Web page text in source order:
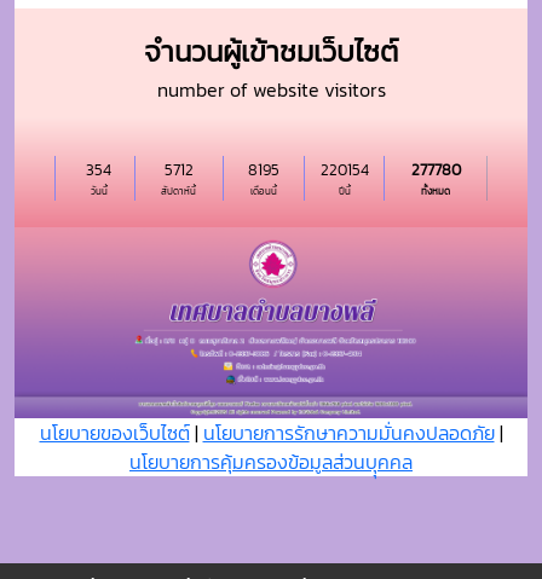
จำนวนผู้เข้าชมเว็บไซต์
number of website visitors
วันนี้
354
สัปดาห์นี้
5712
เดือนนี้
8195
ปีนี้
220154
ทั้งหมด
277780
นโยบายของเว็บไซต์| นโยบายการรักษาความมั่นคงปลอดภัย|
นโยบายการคุ้มครองข้อมูลส่วนบุุคคล